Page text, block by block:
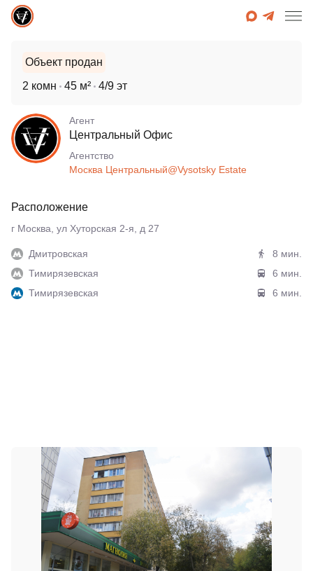
Объект продан
2 комн
45 м² 4/9 эт
Агент
Центральный Офис
Агентcтво
Москва Центральный@Vysotsky Estate
Расположение
г Москва, ул Хуторская 2-я, д 27
Дмитровская
8 мин.
Тимирязевская
6 мин.
Тимирязевская
6 мин.